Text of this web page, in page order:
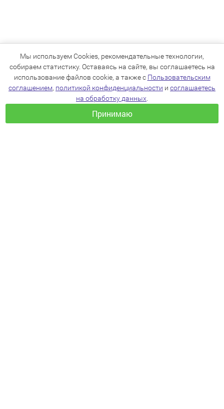
Мы используем Cookies, рекомендательные технологии,
собираем статистику. Оставаясь на сайте, вы соглашаетесь на
использование файлов cookie, а также с Пользовательским
соглашением, политикой конфиденциальности и соглашаетесь
на обработку данных
Принимаю